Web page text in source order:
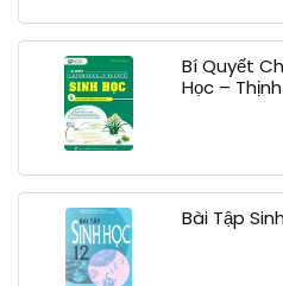
Bí Quyết
Học –
Bài Tập